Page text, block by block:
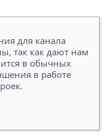
для канала
так как дают нам
в обычных
в работе